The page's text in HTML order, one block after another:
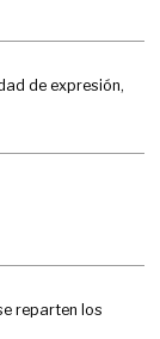
de expresión,
reparten los